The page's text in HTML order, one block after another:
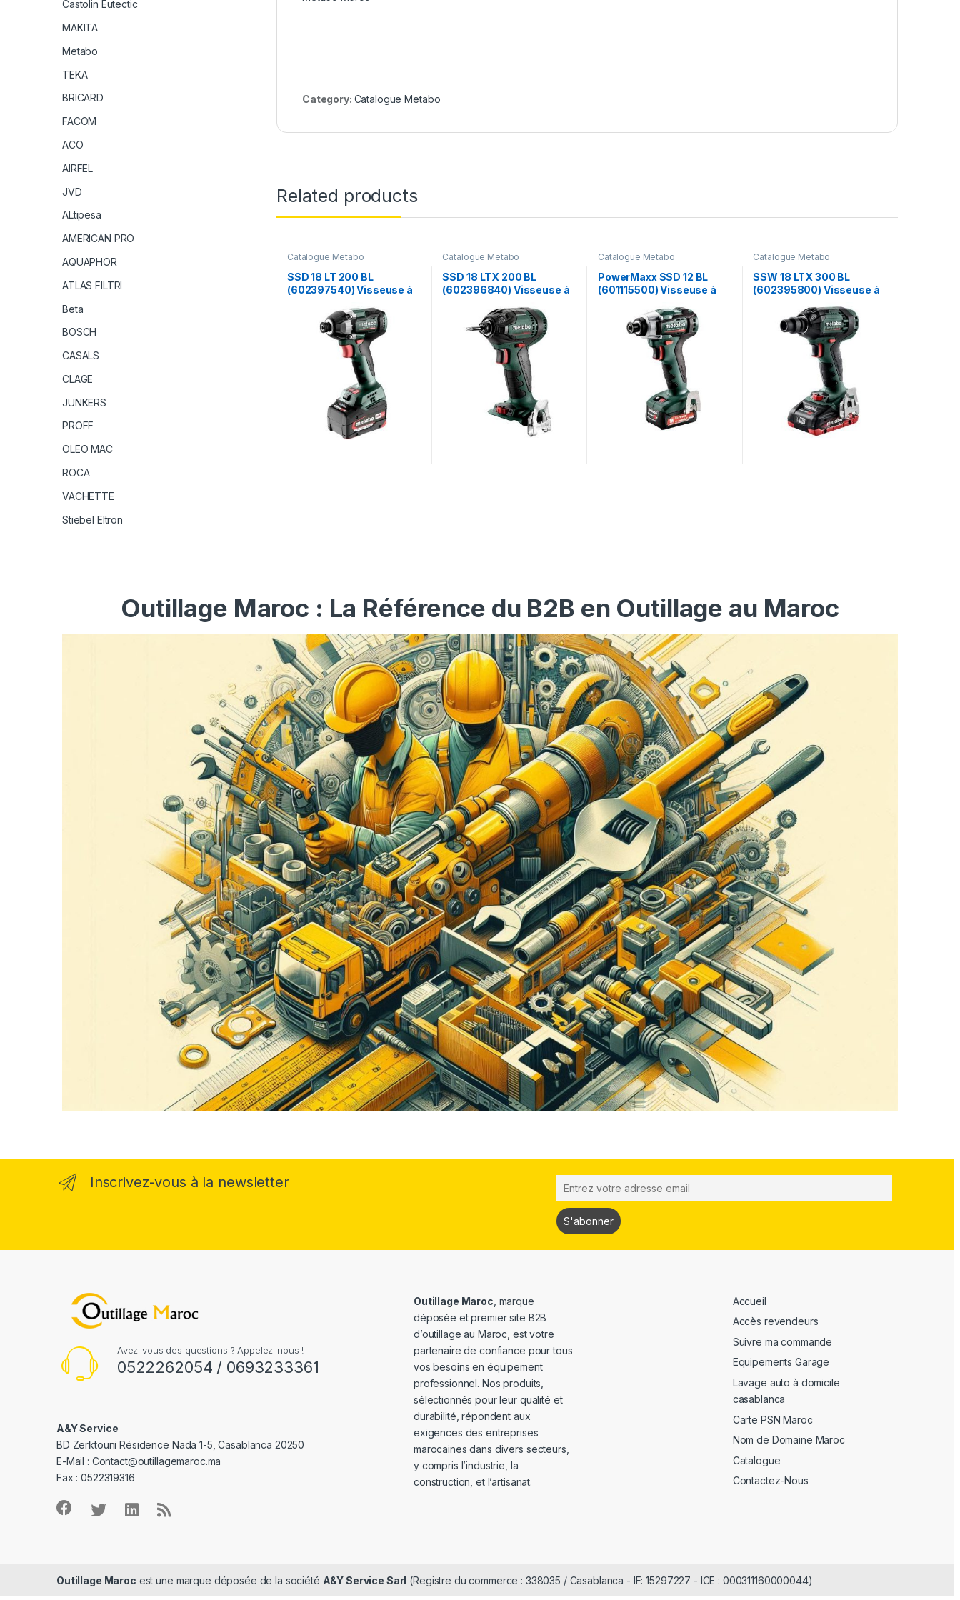
Category: Catalogue Metabo
Related products
Catalogue Metabo
SSD 18 LT 200 BL
(602397540) Visseuse à
Catalogue Metabo
SSD 18 LTX 200 BL
(602396840) Visseuse à
Catalogue Metabo
PowerMaxx SSD 12 BL
(601115500) Visseuse à
Catalogue Metabo
SSW 18 LTX 300 BL
(602395800) Visseuse à
Castolin Eutectic
MAKITA
Metabo
TEKA
BRICARD
FACOM
ACO
AIRFEL
JVD
ALtipesa
AMERICAN PRO
AQUAPHOR
ATLAS FILTRI
Beta
BOSCH
CASALS
CLAGE
JUNKERS
PROFF
OLEO MAC
ROCA
VACHETTE
Stiebel Eltron
Outillage Maroc : La Référence du B2B en Outillage au Maroc
Inscrivez-vous à la newsletter
Avez-vous des questions ? Appelez-nous !
0522262054 / 0693233361
A&Y Service
BD Zerktouni Résidence Nada 1-5, Casablanca 20250
E-Mail : Contact@outillagemaroc.ma
Fax : 0522319316
Outillage Maroc , marque
déposée et premier site B2B
d’outillage au Maroc, est votre
partenaire de confiance pour tous
vos besoins en équipement
professionnel. Nos produits,
sélectionnés pour leur qualité et
durabilité, répondent aux
exigences des entreprises
marocaines dans divers secteurs,
y compris l’industrie, la
construction, et l’artisanat.
Accueil
Accès revendeurs
Suivre ma commande
Equipements Garage
Lavage auto à domicile
casablanca
Carte PSN Maroc
Nom de Domaine Maroc
Catalogue
Contactez-Nous
Outillage Maroc est une marque déposée de la société A&Y Service Sarl (Registre du commerce : 338035 / Casablanca - IF: 15297227 - ICE : 000311160000044)